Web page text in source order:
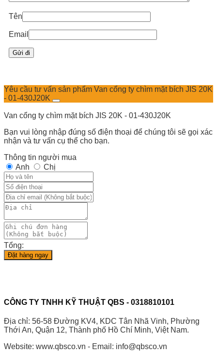
Tên
Email
Yêu cầu tư vấn sản phẩm Van cổng ty chìm mặt bích JIS 20K
- 01-430J20K
Van cổng ty chìm mặt bích JIS 20K - 01-430J20K
Bạn vui lòng nhập đúng số điện thoại để chúng tôi sẽ gọi xác
nhận và tư vấn cụ thể cho bạn.
Thông tin người mua
Anh
Chị
Tổng:
Đặt hàng ngay
CÔNG TY TNHH KỸ THUẬT QBS - 0318810101
Địa chỉ: 56-58 Đường KV4, KDC Tân Nhã Vinh, Phường
Thới An, Quận 12, Thành phố Hồ Chí Minh, Việt Nam.
Website: www.qbsco.vn - Email: info@qbsco.vn